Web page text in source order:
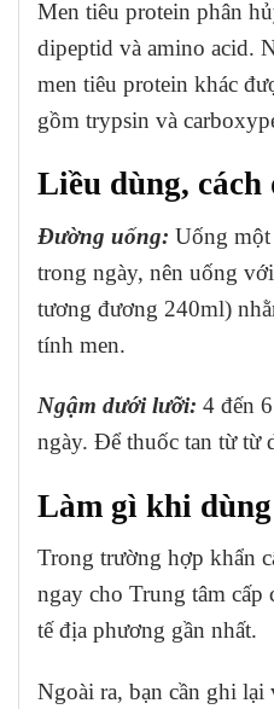
Men tiêu protein phân
dipeptid và amino acid.
men tiêu protein khác
gồm trypsin và
Liều dùng, cách
Đường uống: Uống một
trong ngày, nên uống
tương đương 240ml)
tính men.
Ngậm dưới lưỡi: 4 đến
ngày. Để thuốc tan từ từ
Làm gì khi
Trong trường hợp khẩn
ngay cho Trung tâm cấp
tế địa phương gần nhất.
Ngoài ra, bạn cần ghi lại